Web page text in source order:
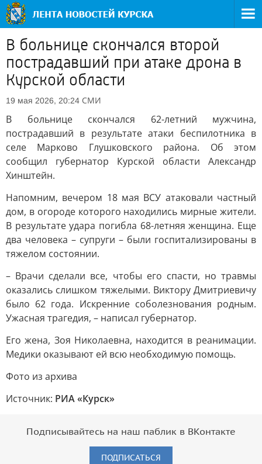
В больнице скончался второй
пострадавший при атаке дрона в
Курской области
19 мая 2026, 20:24 СМИ
В больнице скончался 62-летний мужчина,
пострадавший в результате атаки беспилотника в
селе Марково Глушковского района. Об этом
сообщил губернатор Курской области Александр
Хинштейн.
Напомним, вечером 18 мая ВСУ атаковали частный
дом, в огороде которого находились мирные жители.
В результате удара погибла 68-летняя женщина. Еще
два человека – супруги – были госпитализированы в
тяжелом состоянии.
– Врачи сделали все, чтобы его спасти, но травмы
оказались слишком тяжелыми. Виктору Дмитриевичу
было 62 года. Искренние соболезнования родным.
Ужасная трагедия, – написал губернатор.
Его жена, Зоя Николаевна, находится в реанимации.
Медики оказывают ей всю необходимую помощь.
Фото из архива
Источник: РИА «Курск»
Подписывайтесь на наш паблик в ВКонтакте
ПОДПИСАТЬСЯ